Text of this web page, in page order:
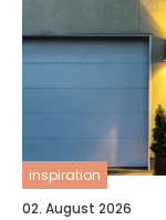
inspiration
02. August 2026